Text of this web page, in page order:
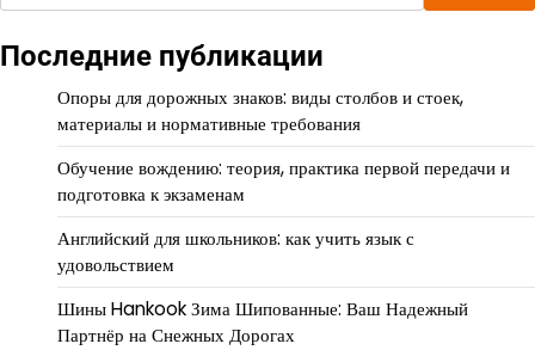
Последние публикации
Опоры для дорожных знаков: виды столбов и стоек,
материалы и нормативные требования
Обучение вождению: теория, практика первой передачи и
подготовка к экзаменам
Английский для школьников: как учить язык с
удовольствием
Шины Hankook Зима Шипованные: Ваш Надежный
Партнёр на Снежных Дорогах